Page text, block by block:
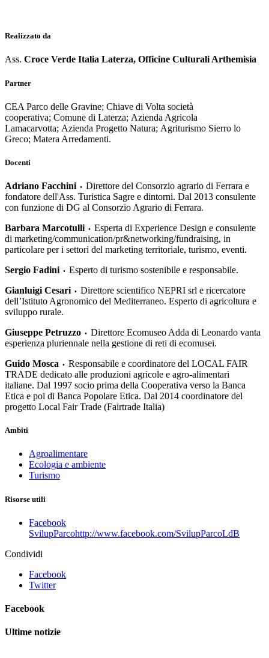
Realizzato da
Ass. Croce Verde Italia Laterza, Officine Culturali Arthemisia
Partner
CEA Parco delle Gravine; Chiave di Volta società
cooperativa; Comune di Laterza; Azienda Agricola
Lamacarvotta; Azienda Progetto Natura; Agriturismo Sierro lo
Greco; Matera Arredamenti.
Docenti
Adriano Facchini • Direttore del Consorzio agrario di Ferrara e
fondatore dell'Ass. Turistica Sagre e dintorni. Dal 2013 consulente
con funzione di DG al Consorzio Agrario di Ferrara.
Barbara Marcotulli • Esperta di Experience Design e consulente
di marketing/communication/pr&networking/fundraising, in
particolare per i settori del marketing territoriale, turismo, eventi.
Sergio Fadini • Esperto di turismo sostenibile e responsabile.
Gianluigi Cesari • Direttore scientifico NEPRI srl e ricercatore
dell’Istituto Agronomico del Mediterraneo. Esperto di agricoltura e
sviluppo rurale.
Giuseppe Petruzzo • Direttore Ecomuseo Adda di Leonardo vanta
esperienza pluriennale nella gestione di reti di ecomusei.
Guido Mosca • Responsabile e coordinatore del LOCAL FAIR
TRADE dedicato alle produzioni agricole e agro-alimentari
italiane. Dal 1997 socio prima della Cooperativa verso la Banca
Etica e poi di Banca Popolare Etica. Dal 2014 coordinatore del
progetto Local Fair Trade (Fairtrade Italia)
Ambiti
Agroalimentare
Ecologia e ambiente
Turismo
Risorse utili
Facebook
SvilupParcohttp://www.facebook.com/SvilupParcoLdB
Condividi
Facebook
Twitter
Facebook
Ultime notizie